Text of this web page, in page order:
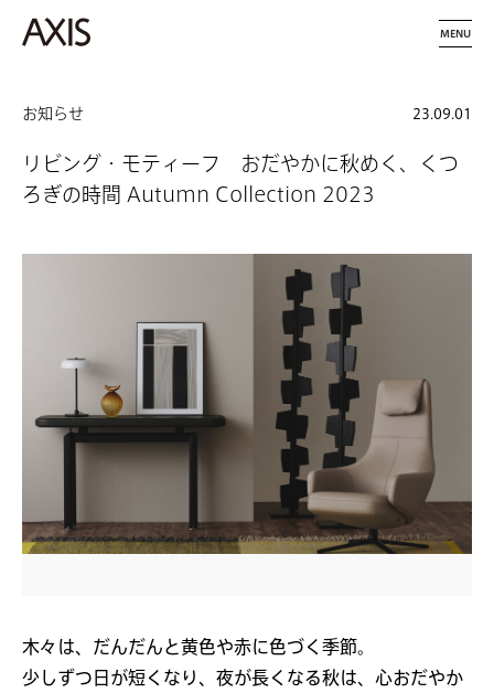
MENU
お知らせ
リビング・モティーフ おだやかに秋めく、くつ
ろぎの時間 Autumn Collection 2023
23.09.01
木々は、だんだんと黄色や赤に色づく季節。
少しずつ日が短くなり、夜が長くなる秋は、心おだやか